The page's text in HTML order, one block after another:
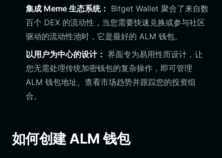
集成 Meme 生态系统： Bitget Wallet 聚合了来自数
百个 DEX 的流动性，当您需要快速兑换或参与社区
驱动的流动性池时，它是最好的 ALM 钱包。
以用户为中心的设计： 界面专为易用性而设计，让
您无需处理传统加密钱包的复杂操作，即可管理
ALM 钱包地址、查看市场趋势并跟踪您的投资组
合。
如何创建 ALM 钱包